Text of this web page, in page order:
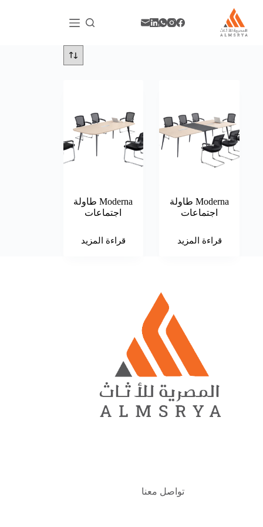
Moderna طاولة
اجتماعات
قراءة المزيد
Moderna طاولة
اجتماعات
قراءة المزيد
تواصل معنا